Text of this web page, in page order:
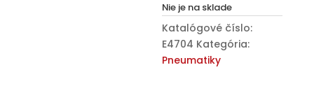
Nie je na sklade
Katalógové číslo:
E4704 Kategória:
Pneumatiky